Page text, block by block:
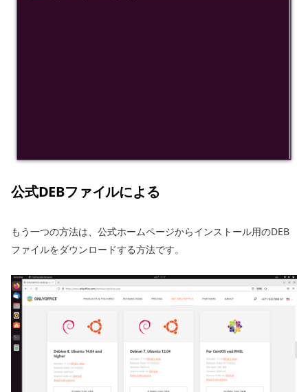
公式DEBファイルによる
もう一つの方法は、公式ホームページからインストール用のDEB
ファイルをダウンロードする方法です。